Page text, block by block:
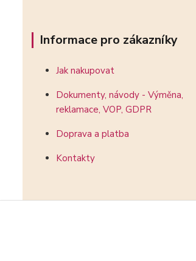
Informace pro zákazníky
Jak nakupovat
Dokumenty, návody - Výměna,
reklamace, VOP, GDPR
Doprava a platba
Kontakty